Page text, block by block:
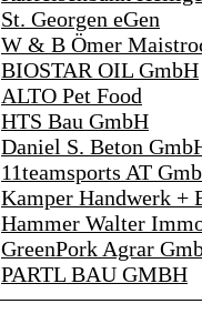
St. Georgen eGen
W & B Ömer
BIOSTAR OIL GmbH
ALTO Pet Food
HTS Bau GmbH
Daniel S. Beton
11teamsports AT
Kamper Handwerk +
Hammer Walter
GreenPork Agrar
PARTL BAU GMBH